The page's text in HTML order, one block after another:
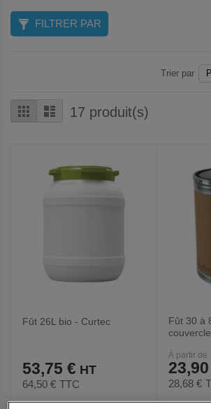
Grille Liste17 produit(s)
Trier par
Fût 26L bio - Curtec
53,75 €
64,50 € TTC
Fût 30 à
À partir de
28,68 €
FILTRER PAR